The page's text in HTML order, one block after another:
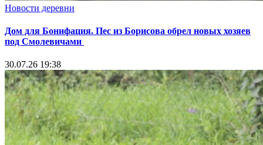
Новости деревни
Дом для Бонифация. Пес из Борисова обрел новых хозяев
под Смолевичами
30.07.26 19:38